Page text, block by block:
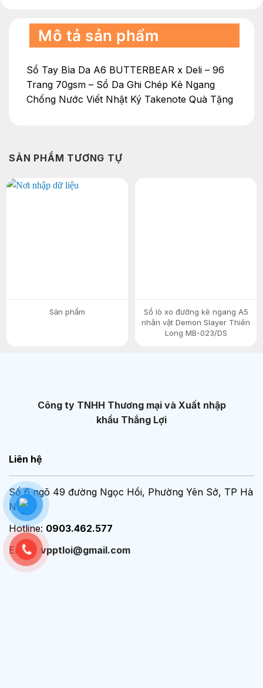
Mô tả sản phẩm
Sổ Tay Bìa Da A6 BUTTERBEAR x Deli – 96
Trang 70gsm – Sổ Da Ghi Chép Kẻ Ngang
Chống Nước Viết Nhật Ký Takenote Quà Tặng
SẢN PHẨM TƯƠNG TỰ
Sản phẩm
Sổ lò xo đường kẻ ngang A5
nhân vật Demon Slayer Thiên
Long MB-023/DS
Công ty TNHH Thương mại và Xuất nhập
khẩu Thắng Lợi
Liên hệ
Số 6 ngõ 49 đường Ngọc Hồi, Phường Yên Sở, TP Hà
Nội
Hotline: 0903.462.577
Email: vpptloi@gmail.com